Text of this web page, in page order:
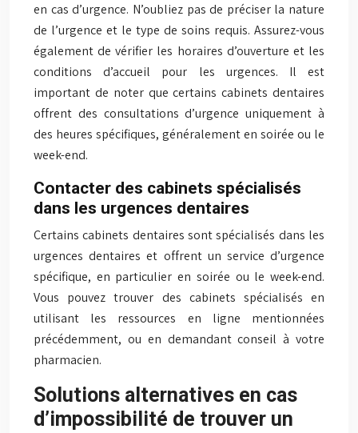
en cas d’urgence. N’oubliez pas de préciser la nature
de l’urgence et le type de soins requis. Assurez-vous
également de vérifier les horaires d’ouverture et les
conditions d’accueil pour les urgences. Il est
important de noter que certains cabinets dentaires
offrent des consultations d’urgence uniquement à
des heures spécifiques, généralement en soirée ou le
week-end.
Contacter des cabinets spécialisés
dans les urgences dentaires
Certains cabinets dentaires sont spécialisés dans les
urgences dentaires et offrent un service d’urgence
spécifique, en particulier en soirée ou le week-end.
Vous pouvez trouver des cabinets spécialisés en
utilisant les ressources en ligne mentionnées
précédemment, ou en demandant conseil à votre
pharmacien.
Solutions alternatives en cas
d’impossibilité de trouver un